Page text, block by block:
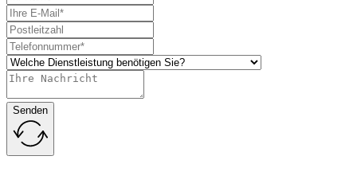
Senden